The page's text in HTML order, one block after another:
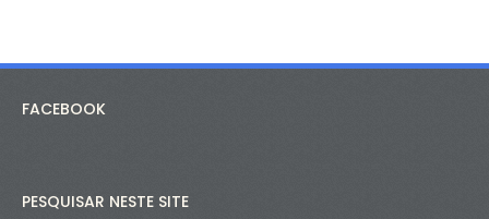
FACEBOOK
PESQUISAR NESTE SITE